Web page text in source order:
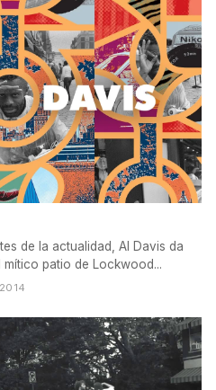
de la actualidad, Al Davis da
patio de Lockwood...